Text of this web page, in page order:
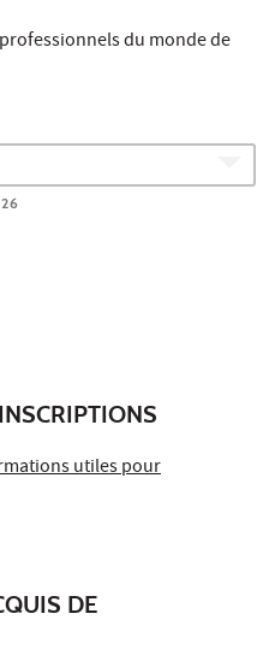
du monde de
utiles pour
DE